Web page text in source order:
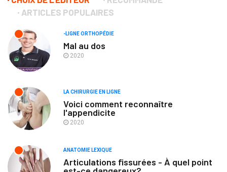
ARTICLES POPULAIRES
-LIGNE ORTHOPÉDIE
Mal au dos
2020
LA CHIRURGIE EN LIGNE
Voici comment reconnaître
l'appendicite
2020
ANATOMIE LEXIQUE
Articulations fissurées - À quel point